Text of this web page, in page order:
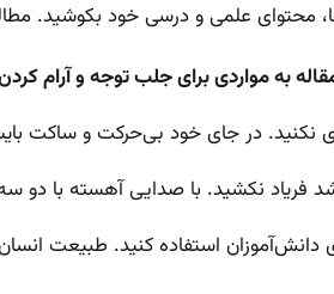
محتوای علمی و درسی خود بکوشید.
به مواردی برای جلب توجه و آرام
دانش‌آموزان استفاده کنید. طبیعت